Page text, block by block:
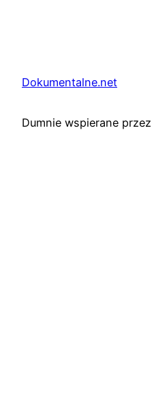
Dokumentalne.net
Dumnie wspierane przez